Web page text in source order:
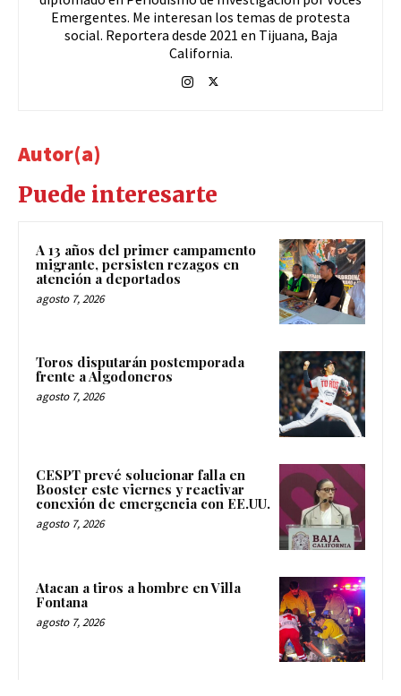
Emergentes. Me interesan los temas de protesta
social. Reportera desde 2021 en Tijuana, Baja
California.
Autor(a)
Puede interesarte
A 13 años del primer campamento
migrante, persisten rezagos en
atención a deportados
agosto 7, 2026
Toros disputarán postemporada
frente a Algodoneros
agosto 7, 2026
CESPT prevé solucionar falla en
Booster este viernes y reactivar
conexión de emergencia con EE.UU.
agosto 7, 2026
Atacan a tiros a hombre en Villa
Fontana
agosto 7, 2026